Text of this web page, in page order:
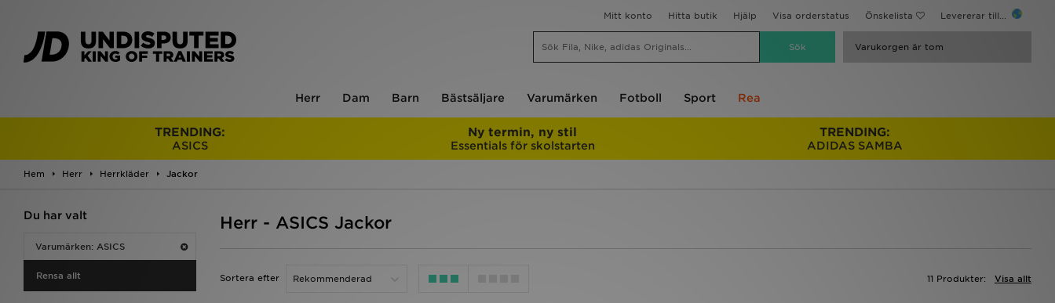
Mitt konto Hitta butik Hjälp Visa orderstatus Önskelista Levererar till...
Varukorgen är tom
Herr Dam Barn Bästsäljare Varumärken Fotboll Sport Rea
TRENDING:
ASICS
Ny termin, ny stil
Essentials för skolstarten
TRENDING:
ADIDAS SAMBA
Hem Herr Herrkläder Jackor
Du har valt
Varumärken: ASICS
Rensa allt
Herr - ASICS Jackor
Sortera efter Visa allt
11 Produkter: